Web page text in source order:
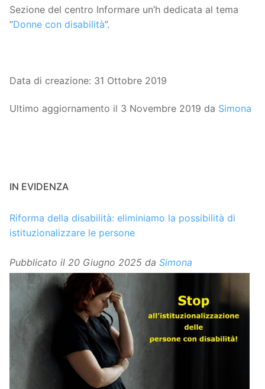
Sezione del centro Informare un’h dedicata al tema
“Donne con disabilità”.
Data di creazione: 31 Ottobre 2019
Ultimo aggiornamento il 3 Novembre 2019 da Simona
IN EVIDENZA
Riforma della disabilità: eliminiamo la possibilità di
istituzionalizzare le persone
Pubblicato il 20 Giugno 2025 da Simona